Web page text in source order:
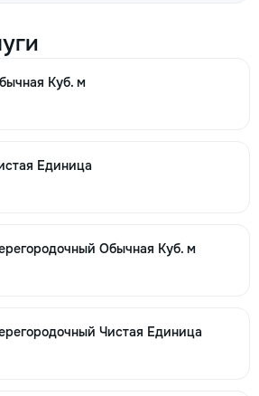
Куб. м
Единица
Обычная Куб. м
Чистая Единица